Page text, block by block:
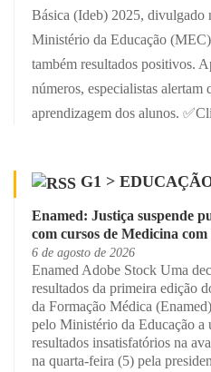
Básica (Ideb) 2025, divulgado
Ministério da Educação
também resultados positivos.
números, especialistas alertam
aprendizagem dos alunos.
G1 >
Enamed: Justiça suspende
com cursos de Medicina
6 de agosto de 2026
Enamed Adobe Stock Uma
resultados da primeira edição
da Formação Médica
pelo Ministério da Educação a
resultados insatisfatórios na
na quarta-feira (5) pela